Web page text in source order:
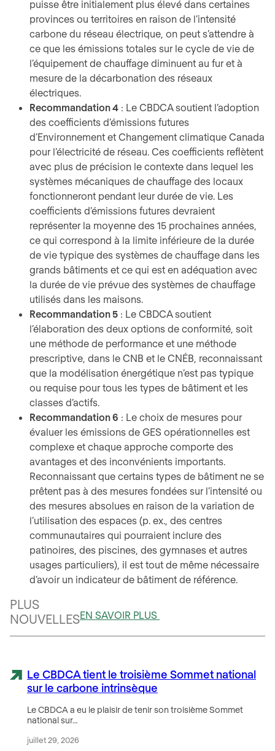
puisse être initialement plus élevé dans certaines
provinces ou territoires en raison de l’intensité
carbone du réseau électrique, on peut s’attendre à
ce que les émissions totales sur le cycle de vie de
l’équipement de chauffage diminuent au fur et à
mesure de la décarbonation des réseaux
électriques.
Recommandation 4 : Le CBDCA soutient l’adoption
des coefficients d’émissions futures
d’Environnement et Changement climatique Canada
pour l’électricité de réseau. Ces coefficients reflètent
avec plus de précision le contexte dans lequel les
systèmes mécaniques de chauffage des locaux
fonctionneront pendant leur durée de vie. Les
coefficients d’émissions futures devraient
représenter la moyenne des 15 prochaines années,
ce qui correspond à la limite inférieure de la durée
de vie typique des systèmes de chauffage dans les
grands bâtiments et ce qui est en adéquation avec
la durée de vie prévue des systèmes de chauffage
utilisés dans les maisons.
Recommandation 5 : Le CBDCA soutient
l’élaboration des deux options de conformité, soit
une méthode de performance et une méthode
prescriptive, dans le CNB et le CNÉB, reconnaissant
que la modélisation énergétique n’est pas typique
ou requise pour tous les types de bâtiment et les
classes d’actifs.
Recommandation 6 : Le choix de mesures pour
évaluer les émissions de GES opérationnelles est
complexe et chaque approche comporte des
avantages et des inconvénients importants.
Reconnaissant que certains types de bâtiment ne se
prêtent pas à des mesures fondées sur l’intensité ou
des mesures absolues en raison de la variation de
l’utilisation des espaces (p. ex., des centres
communautaires qui pourraient inclure des
patinoires, des piscines, des gymnases et autres
usages particuliers), il est tout de même nécessaire
d’avoir un indicateur de bâtiment de référence.
PLUS
NOUVELLESEN SAVOIR PLUS
Le CBDCA tient le troisième Sommet national
sur le carbone intrinsèque
Le CBDCA a eu le plaisir de tenir son troisième Sommet
national sur…
juillet 29, 2026